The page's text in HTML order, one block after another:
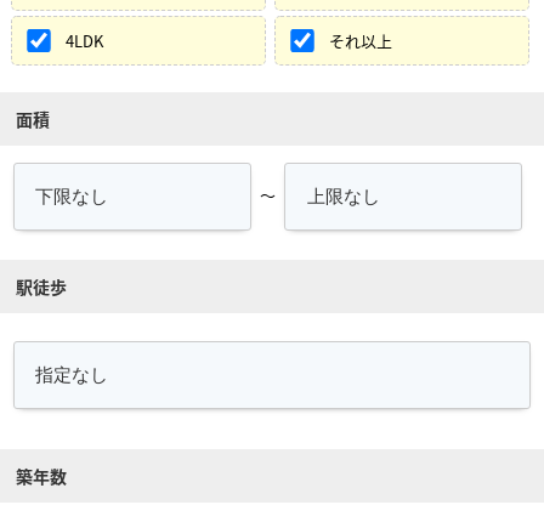
4LDK それ以上
面積
～
駅徒歩
築年数